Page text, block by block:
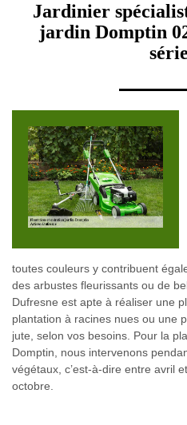
Jardinier
jardin Domptin
toutes couleurs y contribuent
des arbustes fleurissants ou de
Dufresne est apte à réaliser une
plantation à racines nues ou une
jute, selon vos besoins. Pour la
Domptin, nous intervenons
végétaux, c’est-à-dire entre avril
octobre.